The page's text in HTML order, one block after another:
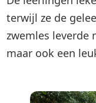
terwijl ze de
zwemles leverde
maar ook een